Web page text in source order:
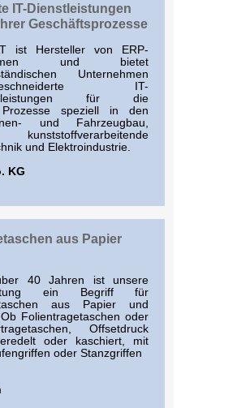
IT-Dienstleistungen
Geschäftsprozesse
ist Hersteller von ERP-
und bietet
Unternehmen
IT-
für die
speziell in den
und Fahrzeugbau,
kunststoffverarbeitende
und Elektroindustrie.
KG
aus Papier
40 Jahren ist unsere
ein Begriff für
aus Papier und
Folientragetaschen oder
Offsetdruck
oder kaschiert, mit
oder Stanzgriffen